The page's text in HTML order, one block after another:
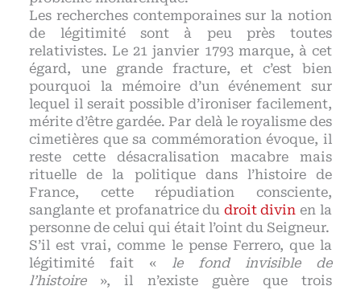
Les recherches contemporaines sur la notion
de légitimité sont à peu près toutes
relativistes. Le 21 janvier 1793 marque, à cet
égard, une grande fracture, et c’est bien
pourquoi la mémoire d’un événement sur
lequel il serait possible d’ironiser facilement,
mérite d’être gardée. Par delà le royalisme des
cimetières que sa commémoration évoque, il
reste cette désacralisation macabre mais
rituelle de la politique dans l’histoire de
France, cette répudiation consciente,
sanglante et profanatrice du droit divin en la
personne de celui qui était l’oint du Seigneur.
S’il est vrai, comme le pense Ferrero, que la
légitimité fait « le fond invisible de
l’histoire», il n’existe guère que trois